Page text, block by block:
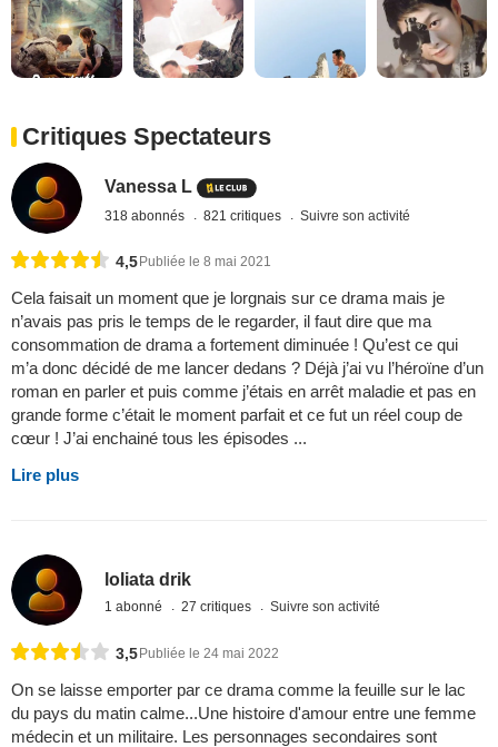
Critiques Spectateurs
Vanessa L
318 abonnés 821 critiques Suivre son activité
4,5Publiée le 8 mai 2021
Cela faisait un moment que je lorgnais sur ce drama mais je
n’avais pas pris le temps de le regarder, il faut dire que ma
consommation de drama a fortement diminuée ! Qu’est ce qui
m’a donc décidé de me lancer dedans ? Déjà j’ai vu l’héroïne d’un
roman en parler et puis comme j’étais en arrêt maladie et pas en
grande forme c’était le moment parfait et ce fut un réel coup de
cœur ! J’ai enchainé tous les épisodes ...
Lire plus
loliata drik
1 abonné 27 critiques Suivre son activité
3,5 Publiée le 24 mai 2022
On se laisse emporter par ce drama comme la feuille sur le lac
du pays du matin calme...Une histoire d'amour entre une femme
médecin et un militaire. Les personnages secondaires sont